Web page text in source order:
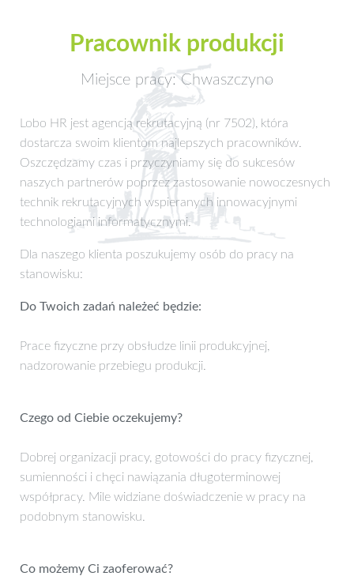
Pracownik produkcji
Miejsce pracy: Chwaszczyno
Lobo HR jest agencją rekrutacyjną (nr 7502), która
dostarcza swoim klientom najlepszych pracowników.
Oszczędzamy czas i przyczyniamy się do sukcesów
naszych partnerów poprzez zastosowanie nowoczesnych
technik rekrutacyjnych wspieranych innowacyjnymi
technologiami informatycznymi.
Dla naszego klienta poszukujemy osób do pracy na
stanowisku:
Do Twoich zadań należeć będzie:
Prace fizyczne przy obsłudze linii produkcyjnej,
nadzorowanie przebiegu produkcji.
Czego od Ciebie oczekujemy?
Dobrej organizacji pracy, gotowości do pracy fizycznej,
sumienności i chęci nawiązania długoterminowej
współpracy. Mile widziane doświadczenie w pracy na
podobnym stanowisku.
Co możemy Ci zaoferować?